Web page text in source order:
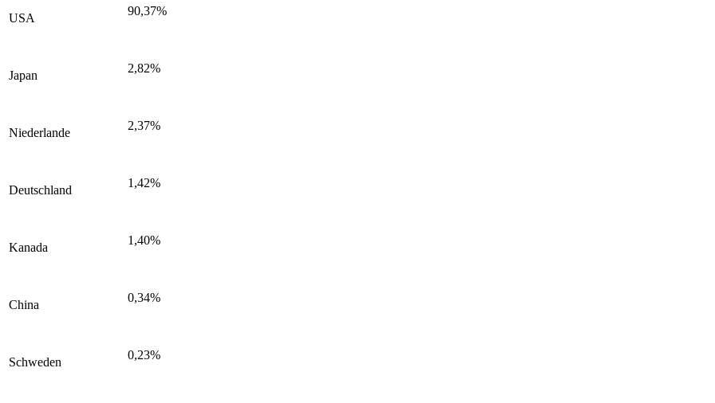
USA
90,37%
Japan
2,82%
Niederlande
2,37%
Deutschland
1,42%
Kanada
1,40%
China
0,34%
Schweden
0,23%